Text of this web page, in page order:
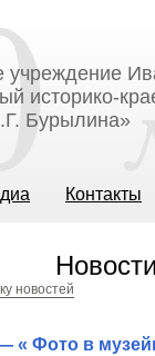
историко-
Бурылина»
Контакты
Новости
новостей
« Фото в